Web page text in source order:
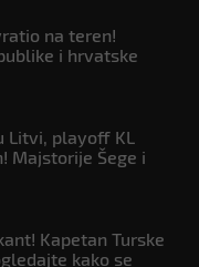
na teren!
i hrvatske
Litvi, playoff KL
Majstorije Šege i
Kapetan Turske
kako se